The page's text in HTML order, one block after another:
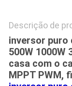
Descrição de
inversor puro
500W 1000W
casa com o
MPPT PWM,